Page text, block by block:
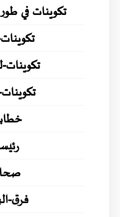
تكوينات في
فرق-